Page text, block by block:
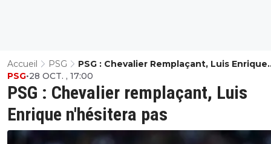
Accueil PSG
PSG : Chevalier Remplaçant, Luis Enrique
N'hésitera Pas
PSG : Chevalier remplaçant, Luis
Enrique n'hésitera pas
PSG•28 OCT. , 17:00